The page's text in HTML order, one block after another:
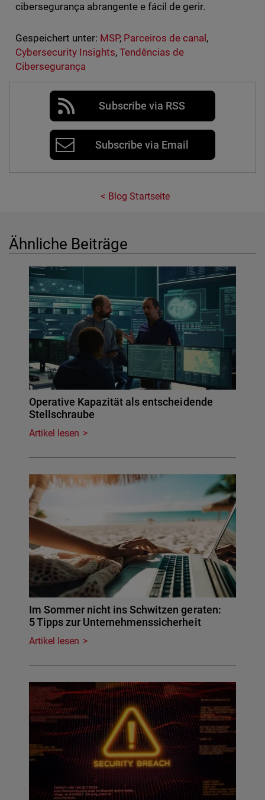
cibersegurança abrangente e fácil de gerir.
Gespeichert unter: MSP, Parceiros de canal ,
Cybersecurity Insights, Tendências de
Cibersegurança
Subscribe via RSS
Subscribe via Email
Blog Startseite
Ähnliche Beiträge
Operative Kapazität als entscheidende
Stellschraube
Artikel lesen
Im Sommer nicht ins Schwitzen geraten:
5 Tipps zur Unternehmenssicherheit
Artikel lesen